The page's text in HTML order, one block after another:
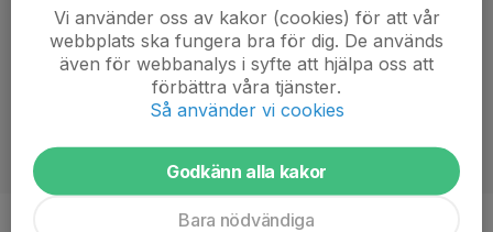
Vi använder oss av kakor (cookies) för att vår
webbplats ska fungera bra för dig. De används
även för webbanalys i syfte att hjälpa oss att
förbättra våra tjänster.
Så använder vi cookies
Godkänn alla kakor
Bara nödvändiga